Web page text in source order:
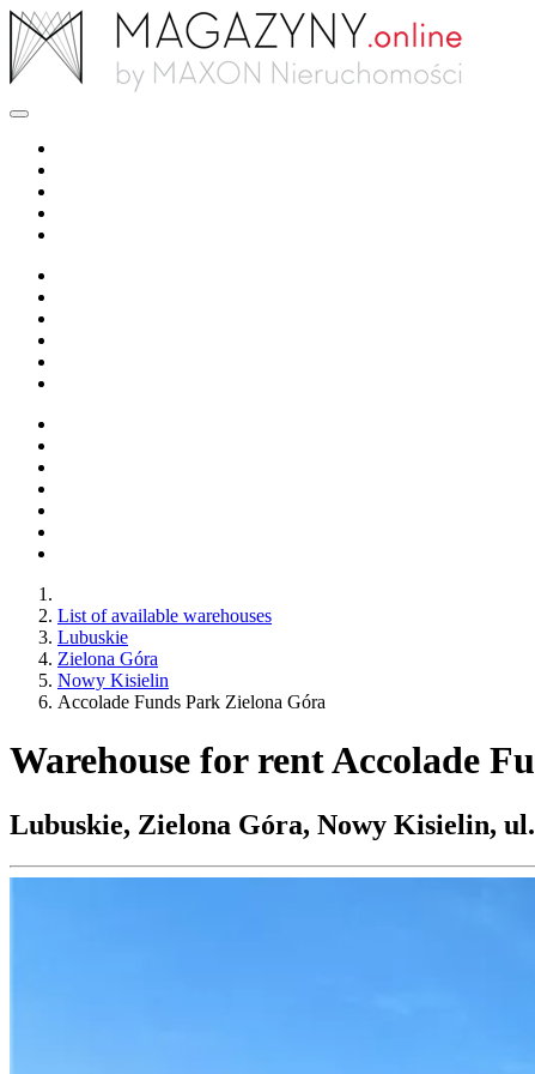
List of available warehouses
Lubuskie
Zielona Góra
Nowy Kisielin
Accolade Funds Park Zielona Góra
Warehouse for rent Accolade
Lubuskie, Zielona Góra, Nowy Kisielin,